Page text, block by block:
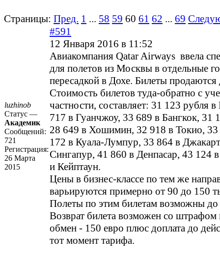
Страницы: Пред. 1 ... 58 59 60 61 62 ... 69
luzhinob
Статус —
Академик
Сообщений:
721
Регистрация:
26 Марта
2015
#591
12 Января 2016 в 11:52
Авиакомпания Qatar Airways ввела
для полетов из Москвы в отдельные
пересадкой в Дохе. Билеты продаются
Стоимость билетов туда-обратно с
частности, составляет: 31 123 рубля
717 в Гуанчжоу, 33 689 в Бангкок, 31
28 649 в Хошимин, 32 918 в Токио,
172 в Куала-Лумпур, 33 864 в
Сингапур, 41 860 в Денпасар, 43 124
и Кейптаун.
Цены в бизнес-классе по тем же
варьируются примерно от 90 до 150
Полеты по этим билетам возможны до
Возврат билета возможен со штрафом
обмен - 150 евро плюс доплата до
тот момент тарифа.